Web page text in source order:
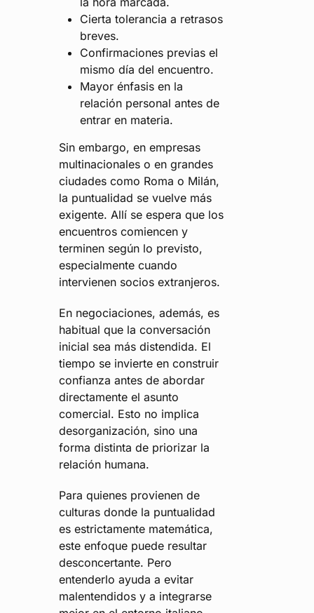
Cierta tolerancia a retrasos
breves.
Confirmaciones previas el
mismo día del encuentro.
Mayor énfasis en la
relación personal antes de
entrar en materia.
Sin embargo, en empresas
multinacionales o en grandes
ciudades como Roma o Milán,
la puntualidad se vuelve más
exigente. Allí se espera que los
encuentros comiencen y
terminen según lo previsto,
especialmente cuando
intervienen socios extranjeros.
En negociaciones, además, es
habitual que la conversación
inicial sea más distendida. El
tiempo se invierte en construir
confianza antes de abordar
directamente el asunto
comercial. Esto no implica
desorganización, sino una
forma distinta de priorizar la
relación humana.
Para quienes provienen de
culturas donde la puntualidad
es estrictamente matemática,
este enfoque puede resultar
desconcertante. Pero
entenderlo ayuda a evitar
malentendidos y a integrarse